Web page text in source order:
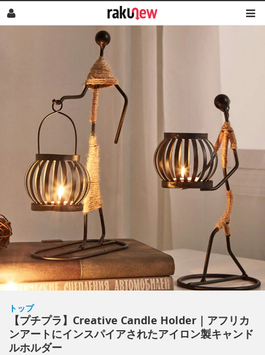
トップ
【プチプラ】Creative Candle Holder｜アフリカ
ンアートにインスパイアされたアイロン製キャンド
ルホルダー